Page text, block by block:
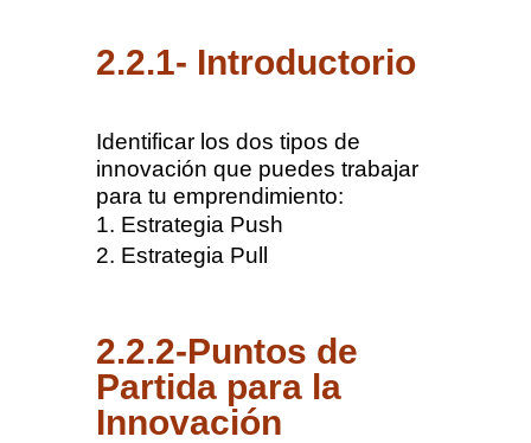
2.2.1- Introductorio
Identificar los dos tipos de
innovación que puedes trabajar
para tu emprendimiento:
Estrategia Push
Estrategia Pull
2.2.2-Puntos de
Partida para la
Innovación